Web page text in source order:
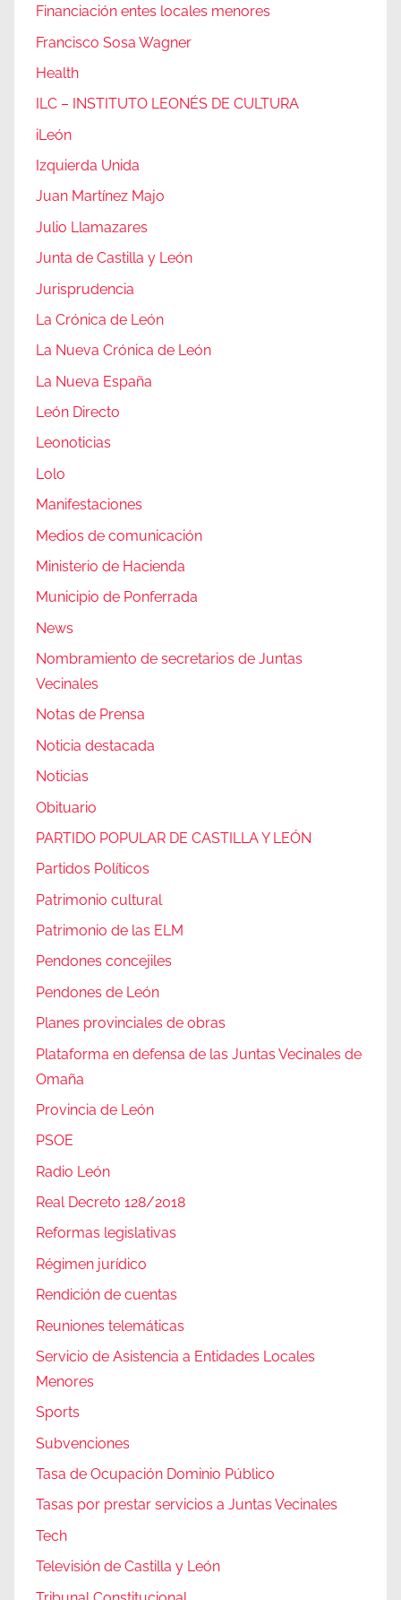
Financiación entes locales menores
Francisco Sosa Wagner
Health
ILC – INSTITUTO LEONÉS DE CULTURA
iLeón
Izquierda Unida
Juan Martínez Majo
Julio Llamazares
Junta de Castilla y León
Jurisprudencia
La Crónica de León
La Nueva Crónica de León
La Nueva España
León Directo
Leonoticias
Lolo
Manifestaciones
Medios de comunicación
Ministerio de Hacienda
Municipio de Ponferrada
News
Nombramiento de secretarios de Juntas
Vecinales
Notas de Prensa
Noticia destacada
Noticias
Obituario
PARTIDO POPULAR DE CASTILLA Y LEÓN
Partidos Políticos
Patrimonio cultural
Patrimonio de las ELM
Pendones concejiles
Pendones de León
Planes provinciales de obras
Plataforma en defensa de las Juntas Vecinales de
Omaña
Provincia de León
PSOE
Radio León
Real Decreto 128/2018
Reformas legislativas
Régimen jurídico
Rendición de cuentas
Reuniones telemáticas
Servicio de Asistencia a Entidades Locales
Menores
Sports
Subvenciones
Tasa de Ocupación Dominio Público
Tasas por prestar servicios a Juntas Vecinales
Tech
Televisión de Castilla y León